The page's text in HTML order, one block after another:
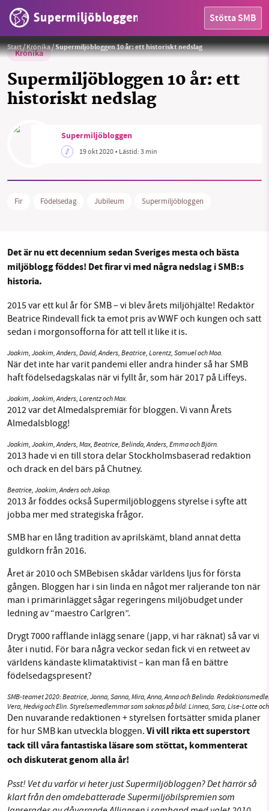
Supermiljöbloggen Stötta SMB
HEM
MILJÖFAKTA
Sparade inlägg Tipsa oss
Facebook Instagram BlueSky
Start/Krönika/Supermiljöbloggen 10 år: ett historiskt nedslag
Krönika
Supermiljöbloggen 10 år: ett
historiskt nedslag
Supermiljöbloggen
19 okt 2020• Lästid:3 min
Fir Födelsedag Jubileum Supermiljöbloggen
Det är nu ett decennium sedan Sveriges mesta och bästa
miljöblogg föddes! Det firar vi med några nedslag i SMB:s
historia.
2015 var ett kul år för SMB – vi blev årets miljöhjälte! Redaktör
Beatrice Rindevall fick ta emot pris av WWF och kungen och satt
sedan i morgonsofforna för att tell it like it is.
Joakim, Joakim, Anders, David, Anders, Beatrice, Lorentz, Samuel och Moa.
När det inte har varit pandemi eller andra hinder så har SMB
haft födelsedagskalas när vi fyllt år, som här 2017 på Liffeys.
Joakim, Joakim, Anders, Lorentz och Max.
2012 var det Almedalspremiär för bloggen. Vi vann Årets
Almedalsblogg!
Joakim, Joakim, Anders, Max, Beatrice, Belinda, Anders, Emma och Björn.
2013 hade vi en till stora delar Stockholmsbaserad redaktion
och drack en del bärs på Chutney.
Beatrice, Joakim, Anders och Jakop.
2013 år föddes också Supermiljöbloggens styrelse i syfte att
jobba mer med strategiska frågor.
SMB har en lång tradition av aprilskämt, bland annat detta
guldkorn från 2016.
Året är 2010 och SMBebisen skådar världens ljus för första
gången. Bloggen har i sin linda en något mer raljerande ton när
man i primärinlägget sågar regeringens miljöbudget under
ledning av “maestro Carlgren”.
Drygt 7000 rafflande inlägg senare (japp, vi har räknat) så var vi
åter i nutid. För bara några veckor sedan fick vi en retweet av
världens kändaste klimataktivist – kan man få en bättre
födelsedagspresent?
SMB-teamet 2020: Beatrice, Jonna, Sanna, Mira, Anna, Anna och Belinda.
Vera, Hedvig och Elin. Styrelsemedlemmar som saknas på bild: Linnea, Sara, Lise-Lotte
Den nuvarande redaktionen + styrelsen fortsätter smida planer
för hur SMB kan utveckla bloggen. Vi vill rikta ett superstort
tack till våra fantastiska läsare som stöttat, kommenterat
och diskuterat genom alla år!
Psst! Vet du varför vi heter just Supermiljöbloggen? Det härrör så
klart från den omdebatterade Supermiljöbilspremien som
SMB kämpar för en hållbar framtid. Sedan
starten 2010 har vår ideella redaktion drivit
miljödebatten framåt genom
nyhetsbevakning och granskningar. Nu vill vi
utveckla vårt arbete – och vi hoppas att du
vill hjälpa oss.
Stötta vårt arbete genom att swisha en slant till
1231368703